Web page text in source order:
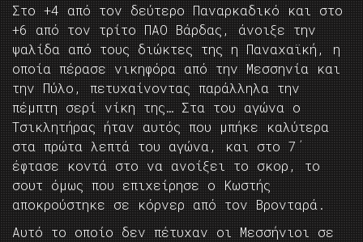
Στο +4 από τον δεύτερο Παναρκαδικό και στο
+6 από τον τρίτο ΠΑΟ Βάρδας, άνοιξε την
ψαλίδα από τους διώκτες της η Παναχαϊκή, η
οποία πέρασε νικηφόρα από την Μεσσηνία και
την Πύλο, πετυχαίνοντας παράλληλα την
πέμπτη σερί νίκη της… Στα του αγώνα ο
Τσικλητήρας ήταν αυτός που μπήκε καλύτερα
στα πρώτα λεπτά του αγώνα, και στο 7΄
έφτασε κοντά στο να ανοίξει το σκορ, το
σουτ όμως που επιχείρησε ο Κωστής
αποκρούστηκε σε κόρνερ από τον Βρονταρά.
Αυτό το οποίο δεν πέτυχαν οι Μεσσήνιοι σε